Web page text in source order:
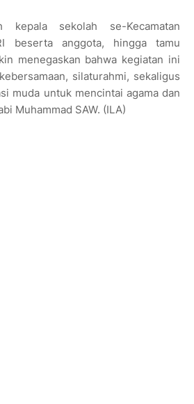
kepala sekolah se-Kecamatan
beserta anggota, hingga tamu
menegaskan bahwa kegiatan ini
silaturahmi, sekaligus
muda untuk mencintai agama dan
Muhammad SAW. (ILA)